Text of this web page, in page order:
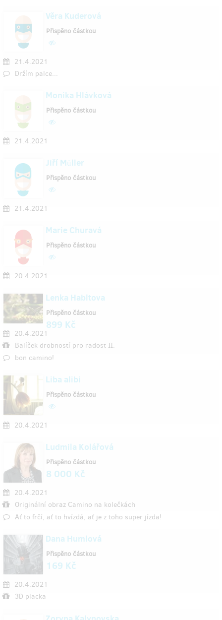
Věra Kuderová
21.4.2021
Držím palce...
Přispěno částkou
Monika Hlávková
21.4.2021
Přispěno částkou
Jiří Müller
21.4.2021
Přispěno částkou
Marie Churavá
20.4.2021
Přispěno částkou
Lenka Habltova
20.4.2021
Balíček drobností pro radost II.
bon camino!
Přispěno částkou
899 Kč
Liba alibi
20.4.2021
Přispěno částkou
Ludmila Kolářová
20.4.2021
Originální obraz Camino na kolečkách
Ať to frčí, ať to hvízdá, ať je z toho super jízda!
Přispěno částkou
8 000 Kč
Dana Humlová
20.4.2021
3D placka
Přispěno částkou
169 Kč